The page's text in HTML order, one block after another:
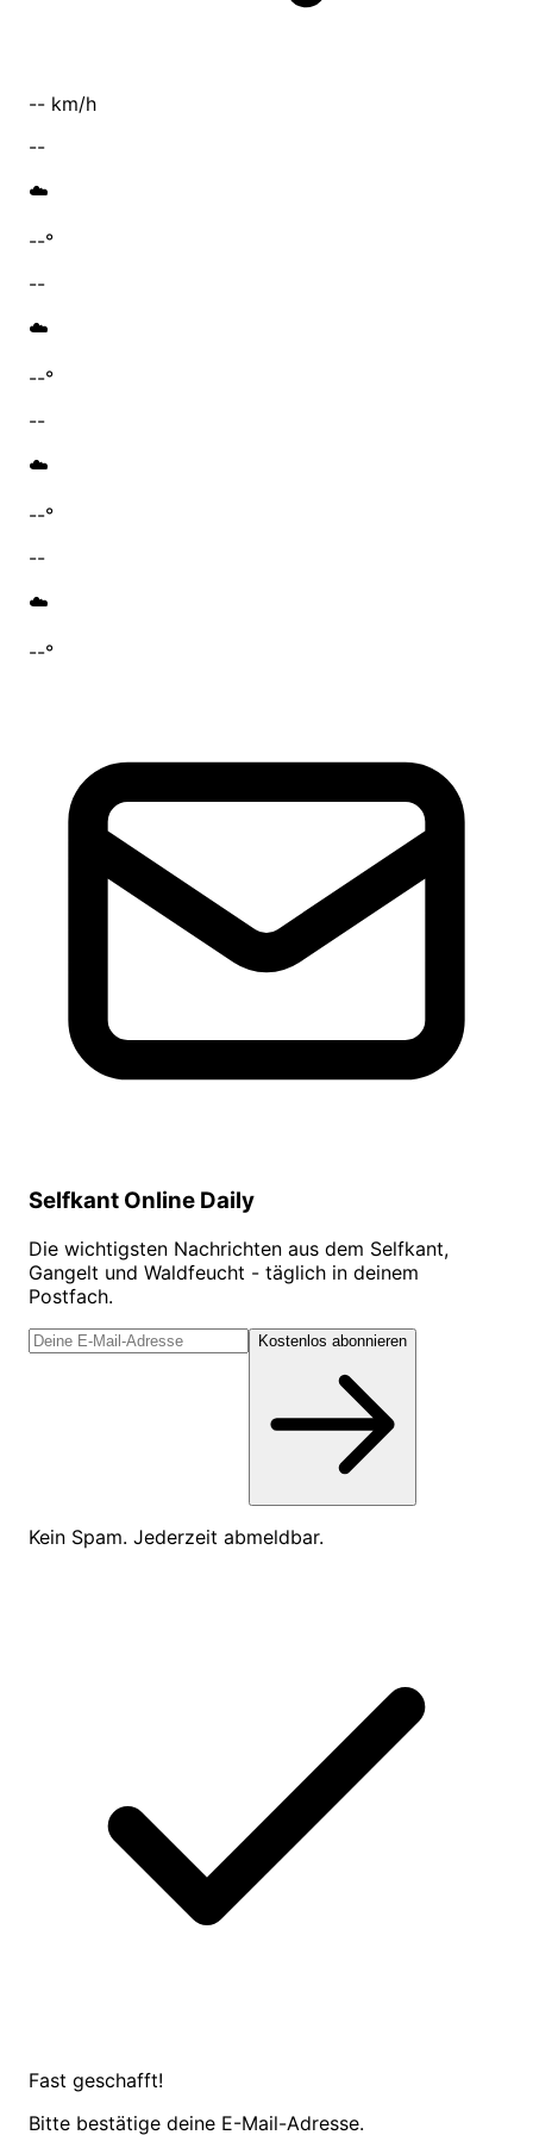
-- km/h
--
☁️
--°
--
☁️
--°
--
☁️
--°
--
☁️
--°
Selfkant Online Daily
Die wichtigsten Nachrichten aus dem Selfkant,
Gangelt und Waldfeucht - täglich in deinem
Postfach.
Kostenlos abonnieren
Kein Spam. Jederzeit abmeldbar.
Fast geschafft!
Bitte bestätige deine E-Mail-Adresse.